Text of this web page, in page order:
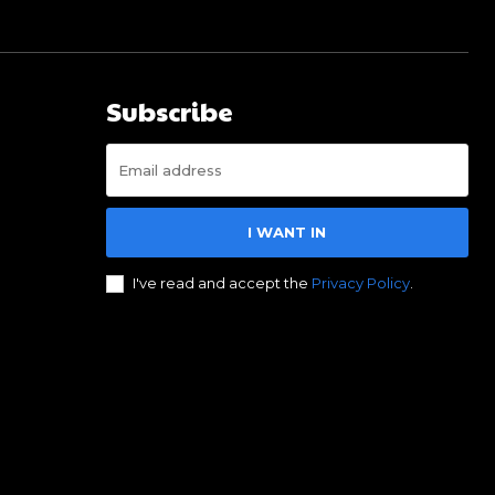
Subscribe
I WANT IN
I've read and accept the Privacy Policy.